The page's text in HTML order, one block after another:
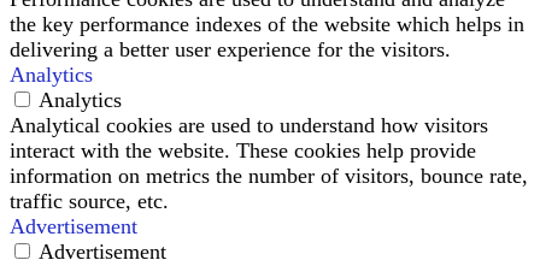
the key performance indexes of the website which helps in
delivering a better user experience for the visitors.
Analytics
Analytics
Analytical cookies are used to understand how visitors
interact with the website. These cookies help provide
information on metrics the number of visitors, bounce rate,
traffic source, etc.
Advertisement
Advertisement